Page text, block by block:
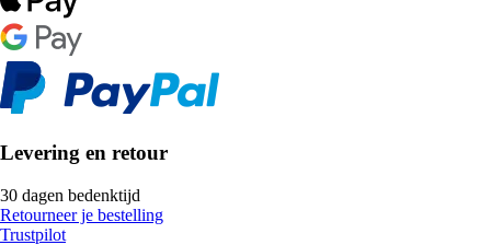
Levering en retour
30 dagen bedenktijd
Retourneer je bestelling
Trustpilot